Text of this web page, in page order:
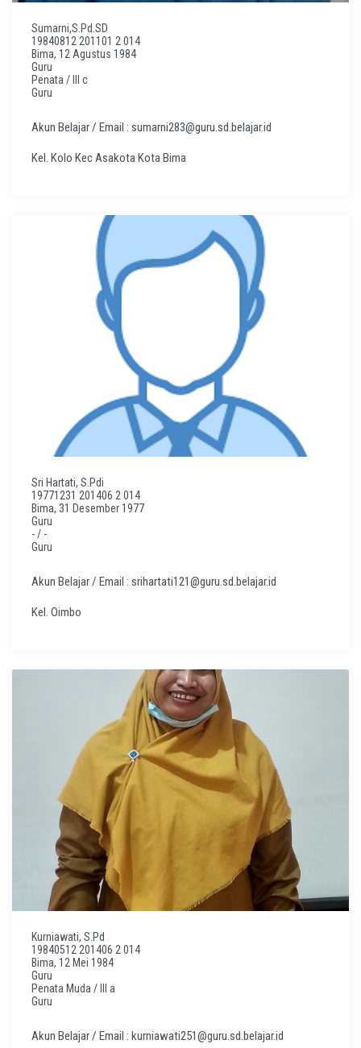
Sumarni,S.Pd.SD
19840812 201101 2 014
Bima, 12 Agustus 1984
Guru
Penata / III c
Guru
Akun Belajar / Email : sumarni283@guru.sd.belajar.id
Kel. Kolo Kec Asakota Kota Bima
Sri Hartati, S.Pdi
19771231 201406 2 014
Bima, 31 Desember 1977
Guru
- / -
Guru
Akun Belajar / Email : srihartati121@guru.sd.belajar.id
Kel. Oimbo
Kurniawati, S.Pd
19840512 201406 2 014
Bima, 12 Mei 1984
Guru
Penata Muda / III a
Guru
Akun Belajar / Email : kurniawati251@guru.sd.belajar.id